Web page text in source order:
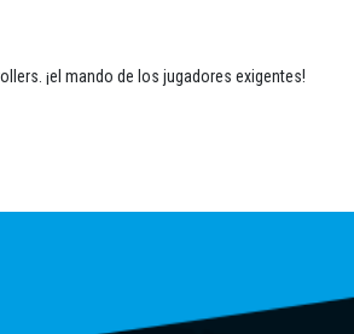
¡el mando de los jugadores exigentes!